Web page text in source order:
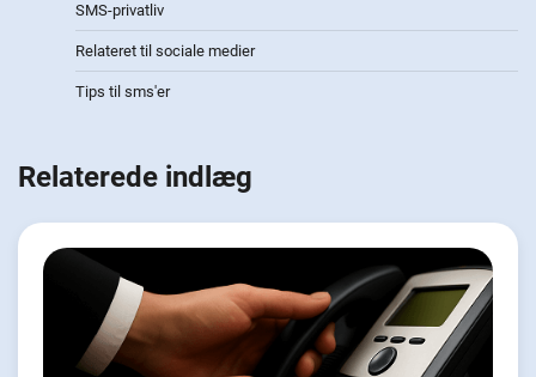
SMS-privatliv
Relateret til sociale medier
Tips til sms'er
Relaterede indlæg